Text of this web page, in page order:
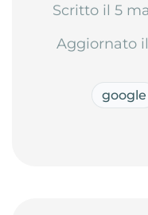
Scritto il 5
Aggiornato
google